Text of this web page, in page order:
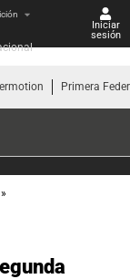
Iniciar
sesión
Primera
»